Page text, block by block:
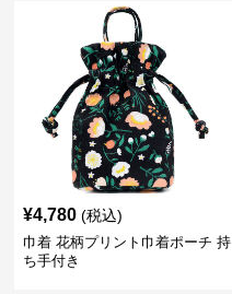
¥4,780 (税込)
巾着 花柄プリント巾着ポーチ 持
ち手付き